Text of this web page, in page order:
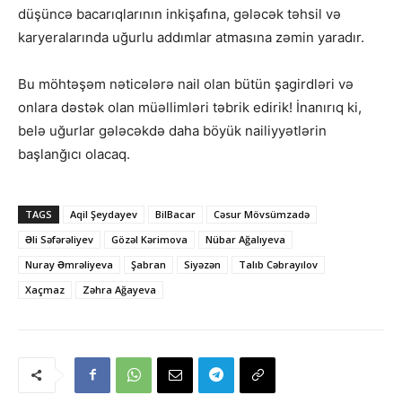
düşüncə bacarıqlarının inkişafına, gələcək təhsil və
karyeralarında uğurlu addımlar atmasına zəmin yaradır.
Bu möhtəşəm nəticələrə nail olan bütün şagirdləri və
onlara dəstək olan müəllimləri təbrik edirik! İnanırıq ki,
belə uğurlar gələcəkdə daha böyük nailiyyətlərin
başlanğıcı olacaq.
TAGS Aqil Şeydayev BilBacar
Cəsur Mövsümzadə
Əli Səfərəliyev
Gözəl Kərimova
Nübar Ağalıyeva
Nuray Əmrəliyeva
Şabran Siyəzən
Talıb Cəbrayılov
Xaçmaz
Zəhra Ağayeva